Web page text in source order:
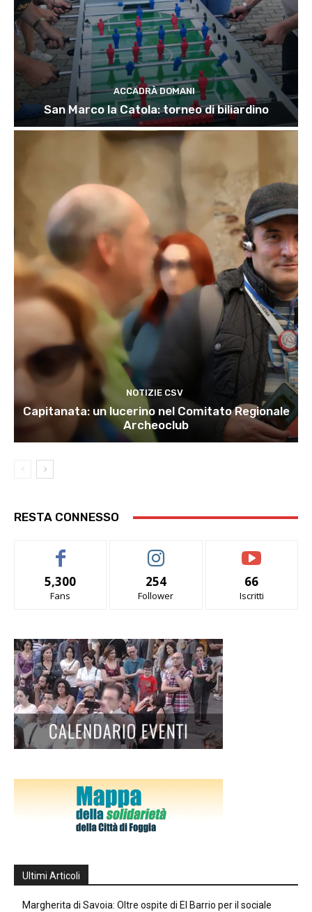
ACCADRÀ DOMANI
San Marco la Catola: torneo di biliardino
NOTIZIE CSV
Capitanata: un lucerino nel Comitato Regionale
Archeoclub
RESTA CONNESSO
5,300
Fans
254
Follower
66
Iscritti
Ultimi Articoli
Margherita di Savoia: Oltre ospite di El Barrio per il sociale